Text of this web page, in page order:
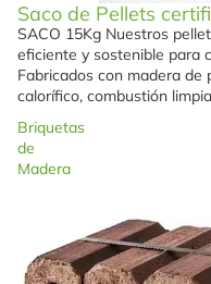
Agotado
Saco de Pellets
SACO 15Kg Nuestros
eficiente y sostenible para
Fabricados con madera
calorífico, combustión
Briquetas
de
Madera